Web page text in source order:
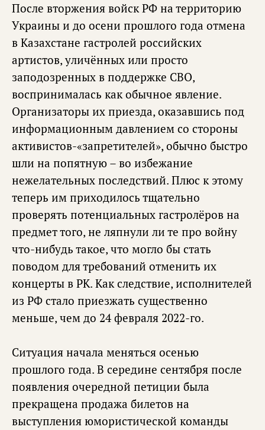
После вторжения войск РФ на территорию
Украины и до осени прошлого года отмена
в Казахстане гастролей российских
артистов, уличённых или просто
заподозренных в поддержке СВО,
воспринималась как обычное явление.
Организаторы их приезда, оказавшись под
информационным давлением со стороны
активистов-«запретителей», обычно быстро
шли на попятную – во избежание
нежелательных последствий. Плюс к этому
теперь им приходилось тщательно
проверять потенциальных гастролёров на
предмет того, не ляпнули ли те про войну
что-нибудь такое, что могло бы стать
поводом для требований отменить их
концерты в РК. Как следствие, исполнителей
из РФ стало приезжать существенно
меньше, чем до 24 февраля 2022-го.
Ситуация начала меняться осенью
прошлого года. В середине сентября после
появления очередной петиции была
прекращена продажа билетов на
выступления юмористической команды